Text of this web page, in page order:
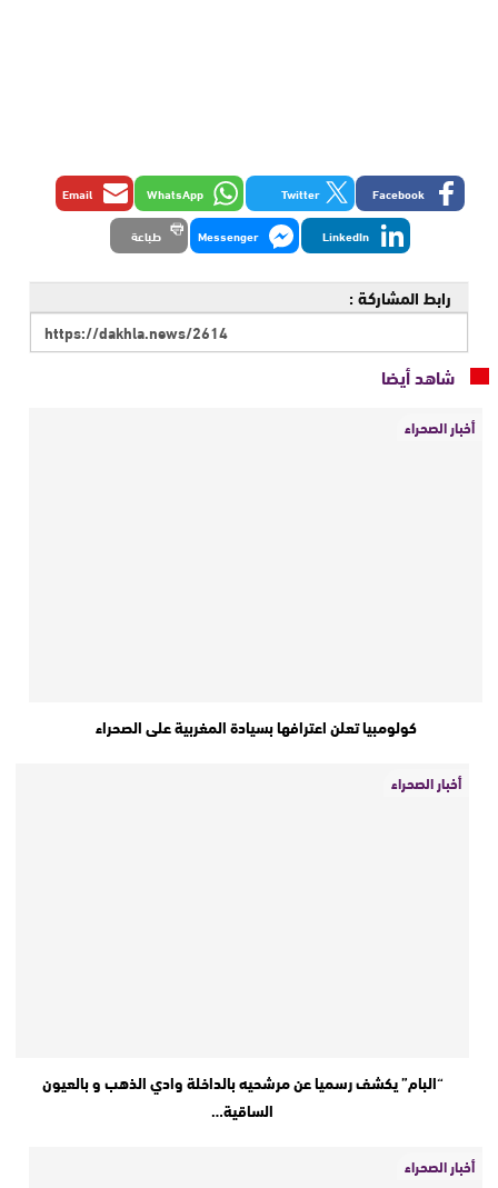
Facebook
Twitter
WhatsApp
Email
LinkedIn
Messenger طباعة
رابط المشاركة :
شاهد أيضا
أخبار الصحراء
كولومبيا تعلن اعترافها بسيادة المغربية على الصحراء
أخبار الصحراء
“البام” يكشف رسميا عن مرشحيه بالداخلة وادي الذهب و بالعيون
الساقية…
أخبار الصحراء